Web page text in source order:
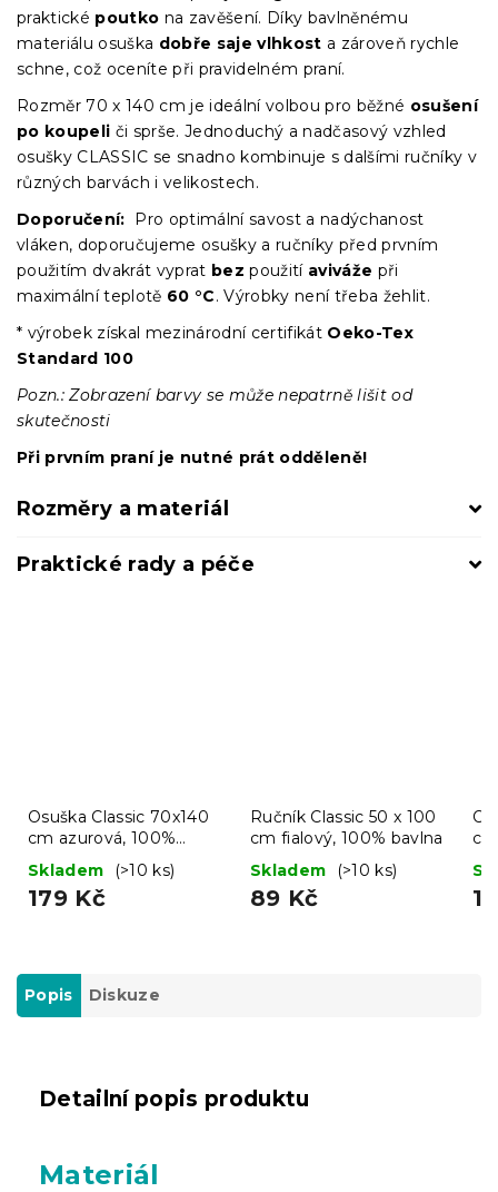
praktické poutko na zavěšení. Díky bavlněnému
materiálu osuška dobře saje vlhkost a zároveň rychle
schne, což oceníte při pravidelném praní.
Rozměr 70 x 140 cm je ideální volbou pro běžné osušení
po koupeli či sprše. Jednoduchý a nadčasový vzhled
osušky CLASSIC se snadno kombinuje s dalšími ručníky v
různých barvách i velikostech.
Doporučení: Pro optimální savost a nadýchanost
vláken, doporučujeme osušky a ručníky před prvním
použitím dvakrát vyprat bez použití aviváže při
maximální teplotě 60 °C. Výrobky není třeba žehlit.
* výrobek získal mezinárodní certifikát Oeko-Tex
Standard 100
Pozn.: Zobrazení barvy se může nepatrně lišit od
skutečnosti
Při prvním praní je nutné prát odděleně!
Rozměry a materiál
Praktické rady a péče
Osuška Classic 70x140
cm azurová, 100%
bavlna
Skladem (>10 ks)
179 Kč
Ručník Classic 50 x 100
cm fialový, 100% bavlna
Skladem
(>10 ks)
89 Kč
Popis Diskuze
Detailní popis produktu
Materiál